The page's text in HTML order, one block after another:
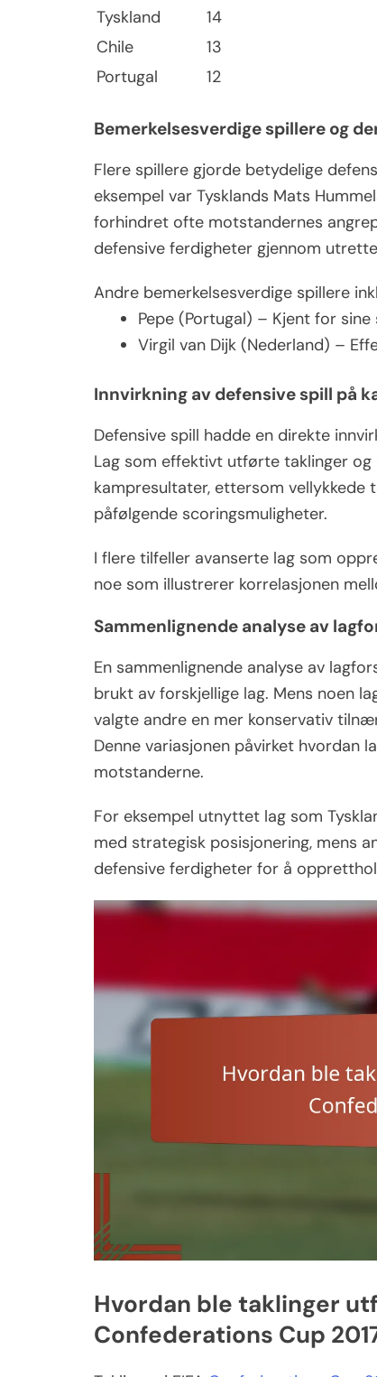
Tyskland
14
Chile
13
Portugal
12
Bemerkelsesverdige spillere og
Flere spillere gjorde betydelige
eksempel var Tysklands Mats
forhindret ofte motstandernes
defensive ferdigheter gjennom
Andre bemerkelsesverdige spillere
Pepe (Portugal) – Kjent for
Virgil van Dijk (Nederland) –
Innvirkning av defensive spill på
Defensive spill hadde en direkte
Lag som effektivt utførte taklinger
kampresultater, ettersom
påfølgende scoringsmuligheter.
I flere tilfeller avanserte lag som
noe som illustrerer korrelasjonen
Sammenlignende analyse av
En sammenlignende analyse av
brukt av forskjellige lag. Mens noen
valgte andre en mer konservativ
Denne variasjonen påvirket hvordan
motstanderne.
For eksempel utnyttet lag som
med strategisk posisjonering, mens
defensive ferdigheter for å
Hvordan ble taklinger
Confederations Cup